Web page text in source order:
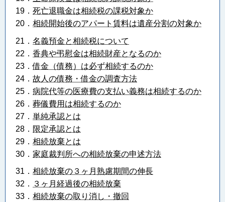
19． 死亡退職金は相続税の課税対象か
20． 相続開始後のアパート賃料は遺産分割の対象か
21． 名義預金と相続税について
22． 香典や弔慰金は相続財産となるのか
23．借金（債務）は必ず相続するのか
24． 故人の債務・借金の調査方法
25． 病院代等の医療費の支払い義務は相続するのか
26． 葬儀費用は相続するのか
27． 単純承認とは
28． 限定承認とは
29． 相続放棄とは
30． 家庭裁判所への相続放棄の申述方法
31． 相続放棄の３ヶ月熟慮期間の伸長
32．
３ヶ月経過後の相続放棄
33． 相続放棄の取り消し・撤回